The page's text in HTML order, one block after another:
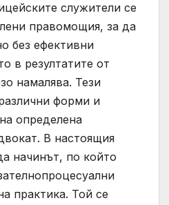
служители се
правомощия, за да
без ефективни
в резултатите от
намалява. Тези
форми и
определена
В настоящия
начинът, по който
практика. Той се